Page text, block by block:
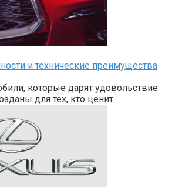
и технические преимущества
которые дарят удовольствие
для тех, кто ценит